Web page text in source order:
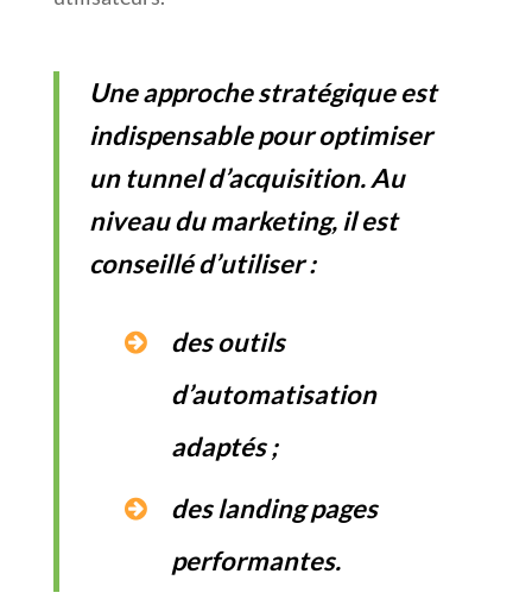
Une approche stratégique est
indispensable pour optimiser
un tunnel d’acquisition. Au
niveau du marketing, il est
conseillé d’utiliser :
des outils
d’automatisation
adaptés ;
des landing pages
performantes.